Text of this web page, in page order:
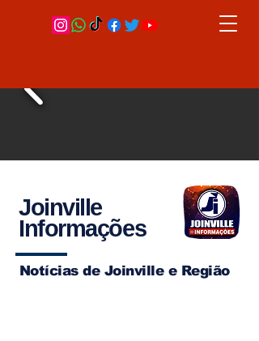
Joinville
Informações
Notícias de Joinville e Região